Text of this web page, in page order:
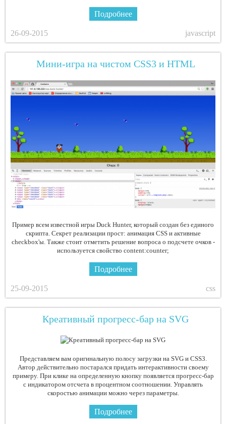
Подробнее
26-09-2015 javascript
Мини-игра на чистом CSS3 и HTML
Пример всем известной игры Duck Hunter, который создан без единого
скрипта. Секрет реализации прост: анимация CSS и активные
checkbox'ы. Также стоит отметить решение вопроса о подсчете очков -
используется свойство content:counter;
Подробнее
25-09-2015 css
Креативный прогресс-бар на SVG
Представляем вам оригинальную полосу загрузки на SVG и CSS3.
Автор действительно постарался придать интерактивности своему
примеру. При клике на определенную кнопку появляется прогресс-бар
с индикатором отсчета в процентном соотношении. Управлять
скоростью анимации можно через параметры.
Подробнее